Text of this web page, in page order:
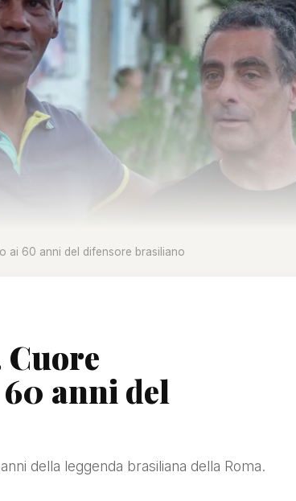
ai 60 anni del difensore brasiliano
anni del
della leggenda brasiliana della Roma.